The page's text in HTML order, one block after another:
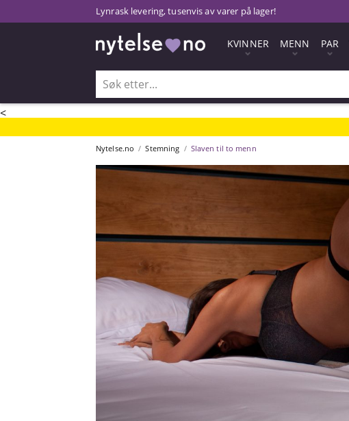
<
Lynrask levering, tusenvis av varer på lager!
KVINNER MENN PAR
Nytelse.no Stemning Slaven til to menn